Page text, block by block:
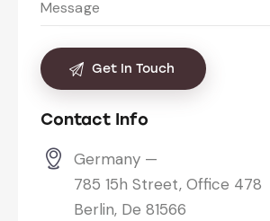
Contact Info
Germany —
785 15h Street, Office 478
Berlin, De 81566